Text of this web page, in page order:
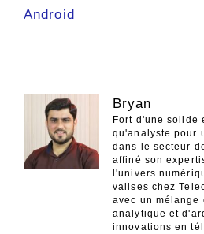
Android
Bryan
Fort d'une solide
qu'analyste pour
dans le secteur
affiné son
l'univers
valises chez
avec un
analytique et
innovations en